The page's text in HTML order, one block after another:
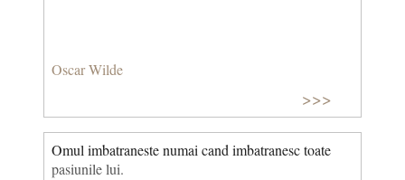
Oscar Wilde
>>>
Omul imbatraneste numai cand imbatranesc toate
pasiunile lui.